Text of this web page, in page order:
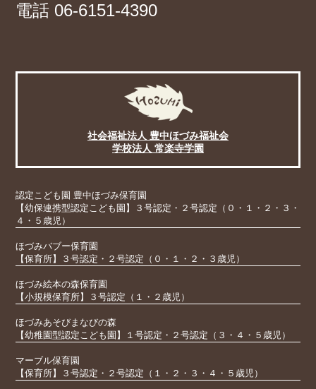
電話 06-6151-4390
社会福祉法人 豊中ほづみ福祉会
学校法人 常楽寺学園
認定こども園 豊中ほづみ保育園
【幼保連携型認定こども園】３号認定・２号認定（０・１・２・３・
４・５歳児）
ほづみバブー保育園
【保育所】３号認定・２号認定（０・１・２・３歳児）
ほづみ絵本の森保育園
【小規模保育所】３号認定（１・２歳児）
ほづみあそびまなびの森
【幼稚園型認定こども園】１号認定・２号認定（３・４・５歳児）
マーブル保育園
【保育所】３号認定・２号認定（１・２・３・４・５歳児）